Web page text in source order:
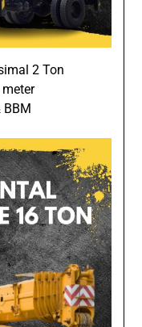
2 Ton
BBM